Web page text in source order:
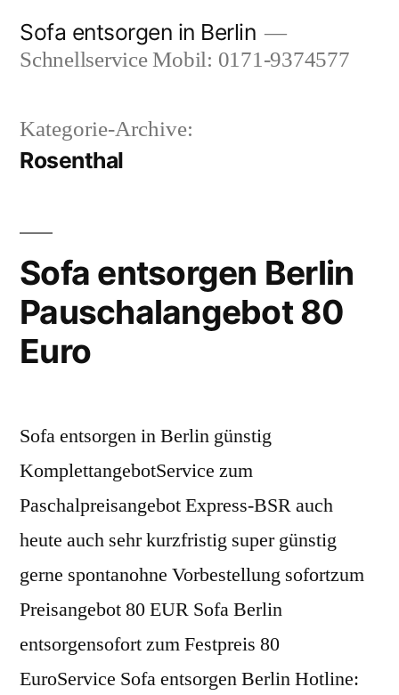
Inhalt
Sofa entsorgen in Berlin
Schnellservice Mobil: 0171-9374577
Kategorie-Archive:
Rosenthal
Sofa entsorgen Berlin
Pauschalangebot 80
Euro
Sofa entsorgen in Berlin günstig
KomplettangebotService zum
Paschalpreisangebot Express-BSR auch
heute auch sehr kurzfristig super günstig
gerne spontanohne Vorbestellung sofortzum
Preisangebot 80 EUR Sofa Berlin
entsorgensofort zum Festpreis 80
EuroService Sofa entsorgen Berlin Hotline: